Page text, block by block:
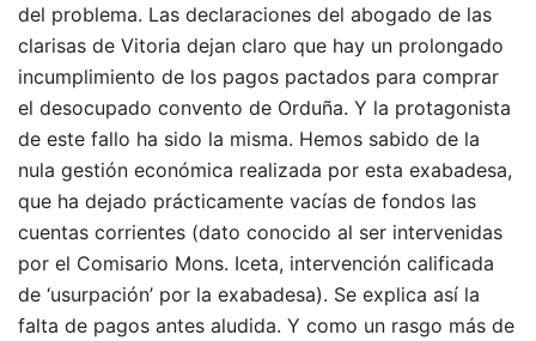
del problema. Las declaraciones del abogado de las
clarisas de Vitoria dejan claro que hay un prolongado
incumplimiento de los pagos pactados para comprar
el desocupado convento de Orduña. Y la protagonista
de este fallo ha sido la misma. Hemos sabido de la
nula gestión económica realizada por esta exabadesa,
que ha dejado prácticamente vacías de fondos las
cuentas corrientes (dato conocido al ser intervenidas
por el Comisario Mons. Iceta, intervención calificada
de ‘usurpación’ por la exabadesa). Se explica así la
falta de pagos antes aludida. Y como un rasgo más de